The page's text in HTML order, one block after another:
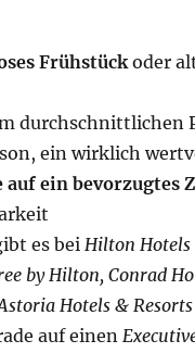
Frühstückoder
durchschnittlichen
ein wirklich
auf ein bevorzugtes
es beiHilton Hotels
by Hilton, Conrad
Hotels &
auf einen